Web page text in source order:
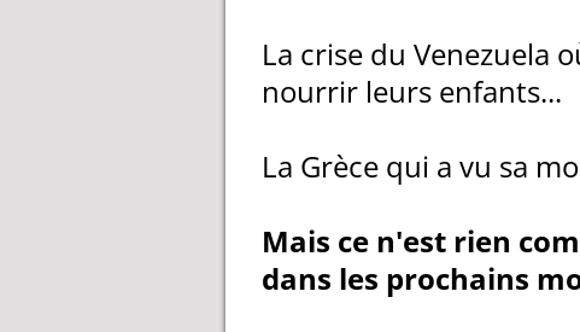
La crise du Venezuela
nourrir leurs enfants...
La Grèce qui a vu sa
Mais ce n'est rien
dans les prochains